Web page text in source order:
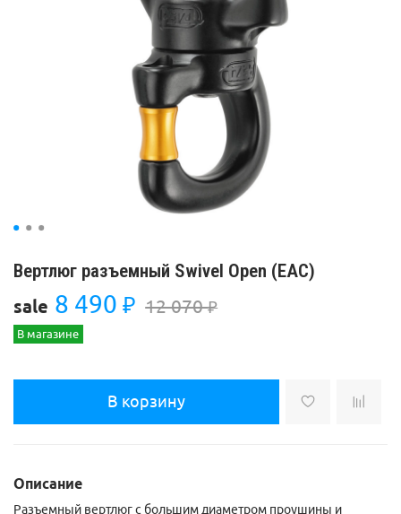
Вертлюг разъемный Swivel Open (ЕАС)
sale 8 490 ₽ 12 070₽
В магазине
В корзину
Описание
Разъемный вертлюг с большим диаметром проушины и